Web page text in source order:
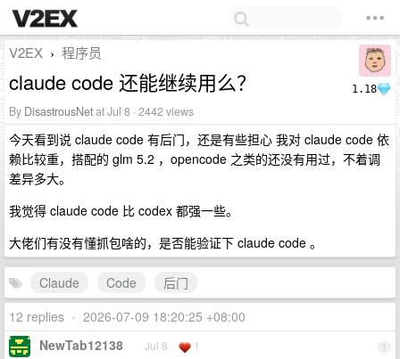
1.18
V2EX › 程序员
claude code 还能继续用么？
By DisastrousNetat Jul 8 · 2442 views
今天看到说 claude code 有后门，还是有些担心 我对 claude code 依
赖比较重，搭配的 glm 5.2 ，opencode 之类的还没有用过，不着调
差异多大。
我觉得 claude code 比 codex 都强一些。
大佬们有没有懂抓包啥的，是否能验证下 claude code 。
Claude Code
后门
12 replies • 2026-07-09 18:20:25 +08:00
1
NewTab12138 Jul 8 1